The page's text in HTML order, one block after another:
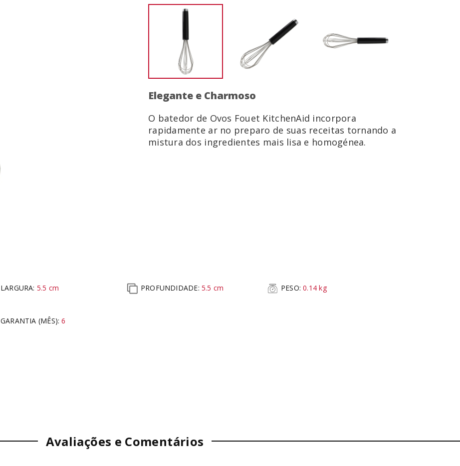
Elegante e Charmoso
O batedor de Ovos Fouet KitchenAid incorpora
rapidamente ar no preparo de suas receitas tornando a
mistura dos ingredientes mais lisa e homogénea.
LARGURA: 5.5 cm PROFUNDIDADE: 5.5 cm PESO: 0.14 kg
GARANTIA (MÊS): 6
Avaliações e Comentários